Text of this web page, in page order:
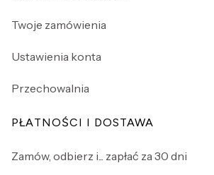
Twoje zamówienia
Ustawienia konta
Przechowalnia
PŁATNOŚCI I DOSTAWA
Zamów, odbierz i... zapłać za 30 dni